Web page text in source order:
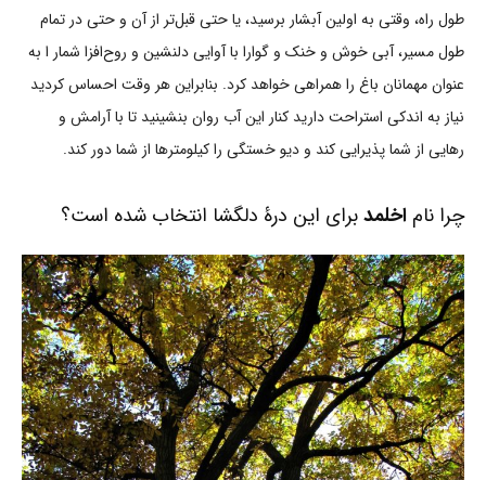
طول راه، وقتی به اولین آبشار برسید، یا حتی قبل‌تر از آن و حتی در تمام
طول مسیر، آبی خوش و خنک و گوارا با آوایی دلنشین و روح‌افزا شمار ا به
عنوان مهمانان باغ را همراهی خواهد کرد. بنابراین هر وقت احساس کردید
نیاز به اندکی استراحت دارید کنار این آب روان بنشینید تا با آرامش و
رهایی از شما پذیرایی کند و دیو خستگی را کیلومترها از شما دور کند.
چرا نام اخلمدبرای این درۀ دلگشا انتخاب شده است؟